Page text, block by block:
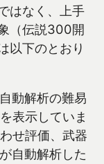
はなく、上手
（伝説300開
以下のとおり
動解析の難易
表示していま
せ評価、武器
自動解析した